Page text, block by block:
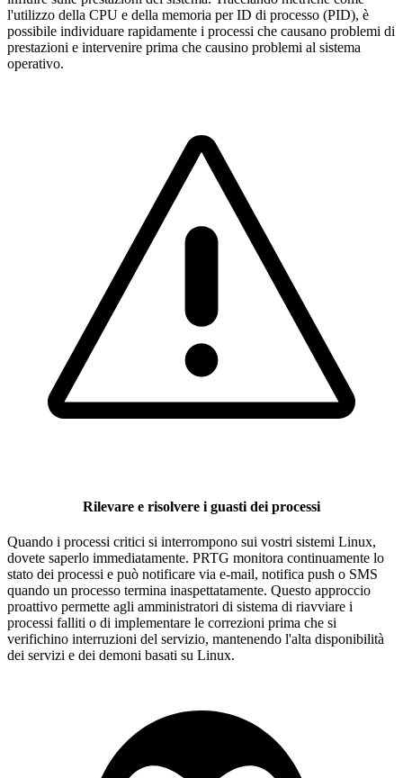
l'utilizzo della CPU e della memoria per ID di processo (PID), è
possibile individuare rapidamente i processi che causano problemi di
prestazioni e intervenire prima che causino problemi al sistema
operativo.
Rilevare e risolvere i guasti dei processi
Quando i processi critici si interrompono sui vostri sistemi Linux,
dovete saperlo immediatamente. PRTG monitora continuamente lo
stato dei processi e può notificare via e-mail, notifica push o SMS
quando un processo termina inaspettatamente. Questo approccio
proattivo permette agli amministratori di sistema di riavviare i
processi falliti o di implementare le correzioni prima che si
verifichino interruzioni del servizio, mantenendo l'alta disponibilità
dei servizi e dei demoni basati su Linux.